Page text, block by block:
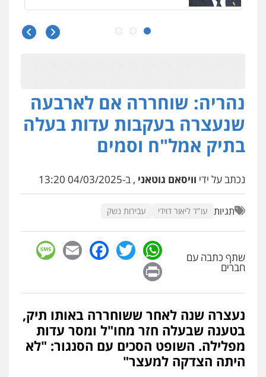
0505216700
עו"ד שלומי שרון
פלילי צבאי מעצרים וחקירות
0547342002
עו"ד אלון קריטי
0525544654
עו"ד זוהר ארבל
פשיעה חמורה מעצרים וחקירות
קטינים
0538788878
עו"ד שלי גורביץ – לוי
משפט פלילי פשיעה חמורה מעצרים
וחקירות צבאי תעבורה
0544218336
נהריה: שוחררה אם לארבעה
שנעצרה בעקבות עדות בעלה
בתיק אמל"ח וסמים
נכתב על ידי וויסאם גוטאני , ב-04/03/2025 13:20
תגיות עו"ד ליאור דוידי עבירות נשק
שתף כתבה עם
חברים
WhatsApp
Twitter
Facebook
Email
נעצרה שנה לאחר ששוחררה באותו תיק,
בטענה שבעלה חזר מחו"ל ומסר עדות
מפלילה. השופט הסכים עם הסנגור: "לא
היתה הצדקה למעצר"